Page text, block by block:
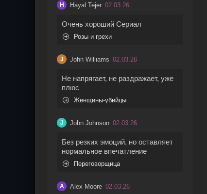
H Hayal Tejer 02.03.26
Очень хороший Сериал
Розы и грехи
J John Williams 02.03.26
Не напрягает, не раздражает, уже
плюс
Женщины-убийцы
J John Johnson 02.03.26
Без резких эмоций, но оставляет
нормальное впечатление
Переговорщица
A Alex Moore 02.03.26